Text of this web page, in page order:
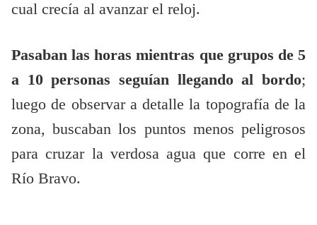
cual crecía al avanzar el reloj.
Pasaban las horas mientras que grupos de 5
a 10 personas seguían llegando al bordo;
luego de observar a detalle la topografía de la
zona, buscaban los puntos menos peligrosos
para cruzar la verdosa agua que corre en el
Río Bravo.